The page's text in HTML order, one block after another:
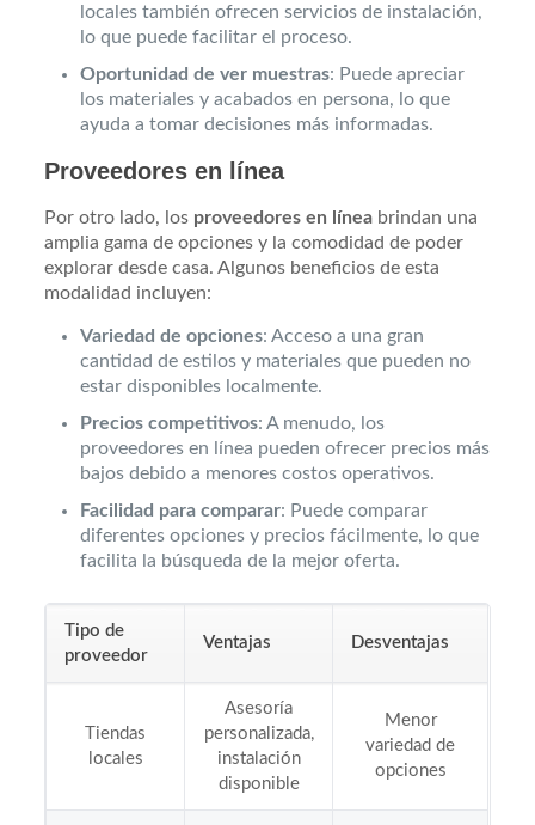
locales también ofrecen servicios de instalación,
lo que puede facilitar el proceso.
Oportunidad de ver muestras: Puede apreciar
los materiales y acabados en persona, lo que
ayuda a tomar decisiones más informadas.
Proveedores en línea
Por otro lado, los proveedores en línea brindan una
amplia gama de opciones y la comodidad de poder
explorar desde casa. Algunos beneficios de esta
modalidad incluyen:
Variedad de opciones: Acceso a una gran
cantidad de estilos y materiales que pueden no
estar disponibles localmente.
Precios competitivos: A menudo, los
proveedores en línea pueden ofrecer precios más
bajos debido a menores costos operativos.
Facilidad para comparar: Puede comparar
diferentes opciones y precios fácilmente, lo que
facilita la búsqueda de la mejor oferta.
Tipo de
proveedor
Ventajas Desventajas
Tiendas
locales
Asesoría
personalizada,
instalación
disponible
Menor
variedad de
opciones